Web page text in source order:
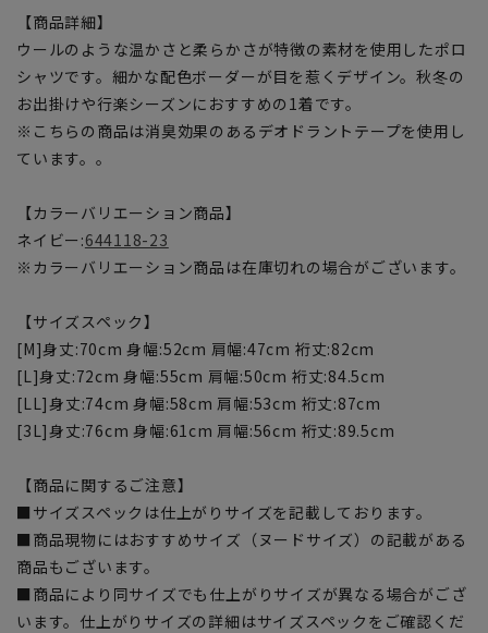
【商品詳細】
ウールのような温かさと柔らかさが特徴の素材を使用したポロ
シャツです。細かな配色ボーダーが目を惹くデザイン。秋冬の
お出掛けや行楽シーズンにおすすめの1着です。
※こちらの商品は消臭効果のあるデオドラントテープを使用し
ています。。
【カラーバリエーション商品】
ネイビー:644118-23
※カラーバリエーション商品は在庫切れの場合がございます。
【サイズスペック】
[M]身丈:70cm 身幅:52cm 肩幅:47cm 裄丈:82cm
[L]身丈:72cm 身幅:55cm 肩幅:50cm 裄丈:84.5cm
[LL]身丈:74cm 身幅:58cm 肩幅:53cm 裄丈:87cm
[3L]身丈:76cm 身幅:61cm 肩幅:56cm 裄丈:89.5cm
【商品に関するご注意】
■サイズスペックは仕上がりサイズを記載しております。
■商品現物にはおすすめサイズ（ヌードサイズ）の記載がある
商品もございます。
■商品により同サイズでも仕上がりサイズが異なる場合がござ
います。仕上がりサイズの詳細はサイズスペックをご確認くだ